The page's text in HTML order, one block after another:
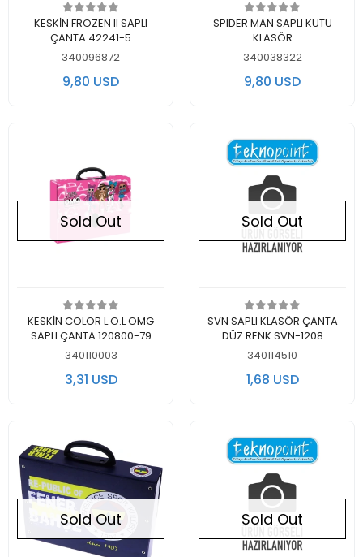
Out of stock
KESKİN FROZEN II SAPLI
ÇANTA 42241-5
340096872
9,80 USD
Out of stock
SPIDER MAN SAPLI KUTU
KLASÖR
340038322
9,80 USD
Out of stock
Sold Out
KESKİN COLOR L.O.L OMG
SAPLI ÇANTA 120800-79
340110003
3,31 USD
Out of stock
Sold Out
SVN SAPLI KLASÖR ÇANTA
DÜZ RENK SVN-1208
340114510
1,68 USD
Sold Out Sold Out